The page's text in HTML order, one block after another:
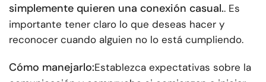
simplemente quieren una conexión casual.. Es
importante tener claro lo que deseas hacer y
reconocer cuando alguien no lo está cumpliendo.
Cómo manejarlo:Establezca expectativas sobre la